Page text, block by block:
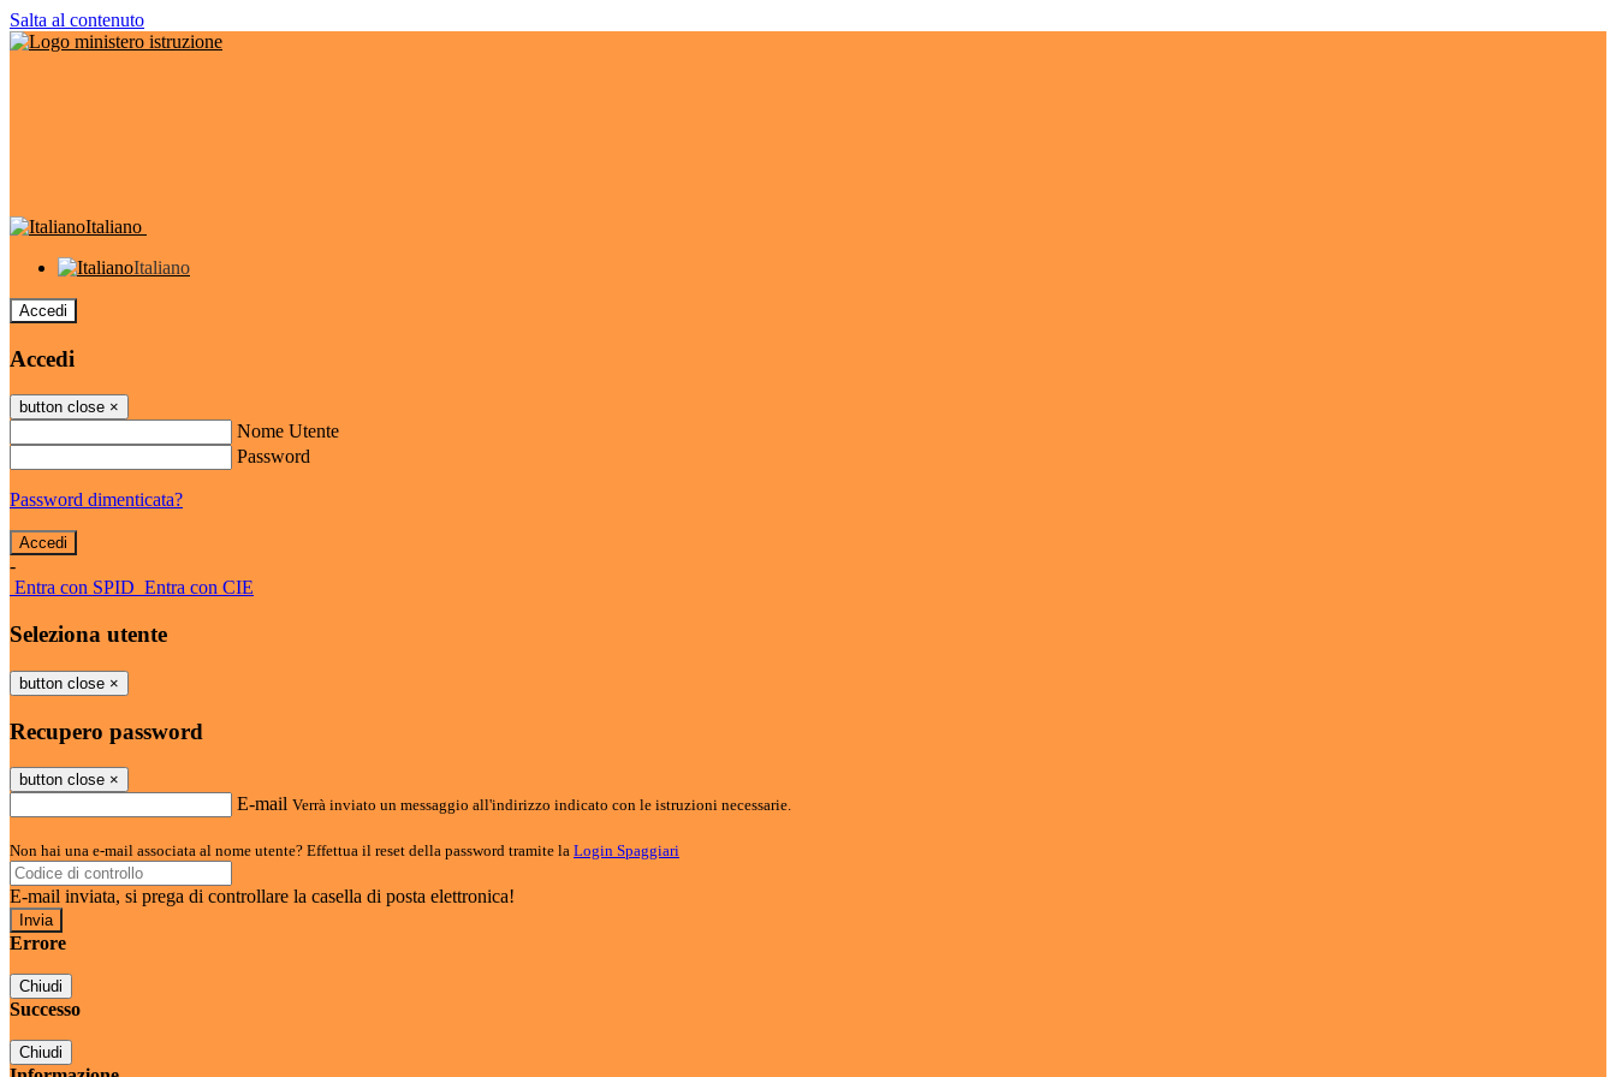
Salta al contenuto
Italiano
Italiano
Accedi
Accedi
button close ×
Nome Utente
Password
Password dimenticata?
-
Entra con SPID Entra con CIE
Seleziona utente
button close ×
Recupero password
button close ×
E-mail Verrà inviato un messaggio all'indirizzo indicato con le istruzioni necessarie.
Non hai una e-mail associata al nome utente? Effettua il reset della password tramite la Login Spaggiari
E-mail inviata, si prega di controllare la casella di posta elettronica!
Errore
Chiudi
Successo
Chiudi